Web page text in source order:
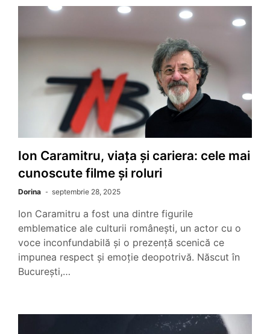
Ion Caramitru, viața și cariera: cele mai
cunoscute filme și roluri
Dorina septembrie 28, 2025
Ion Caramitru a fost una dintre figurile
emblematice ale culturii românești, un actor cu o
voce inconfundabilă și o prezență scenică ce
impunea respect și emoție deopotrivă. Născut în
București,…